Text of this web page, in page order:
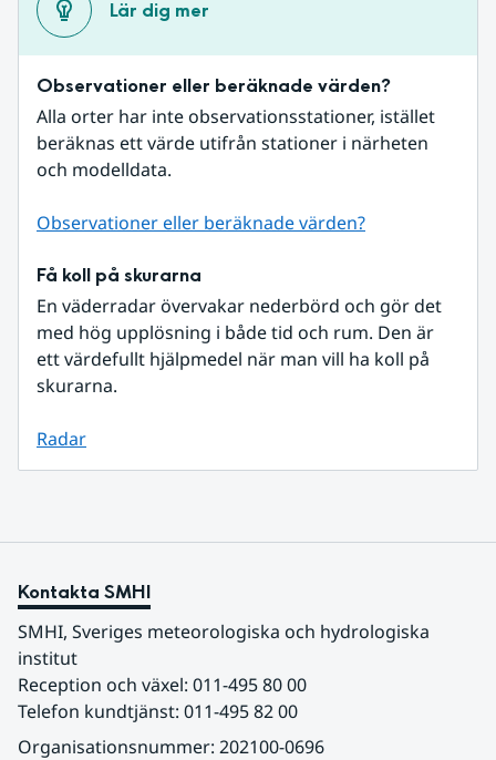
Lär dig mer
Observationer eller beräknade värden?
Alla orter har inte observationsstationer, istället
beräknas ett värde utifrån stationer i närheten
och modelldata.
Observationer eller beräknade värden?
Få koll på skurarna
En väderradar övervakar nederbörd och gör det
med hög upplösning i både tid och rum. Den är
ett värdefullt hjälpmedel när man vill ha koll på
skurarna.
Radar
Kontakta SMHI
SMHI, Sveriges meteorologiska och hydrologiska
institut
Reception och växel: 011-495 80 00
Telefon kundtjänst: 011-495 82 00
Organisationsnummer: 202100-0696